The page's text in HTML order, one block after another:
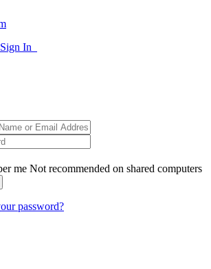
In
me Not recommended on shared computers
password?